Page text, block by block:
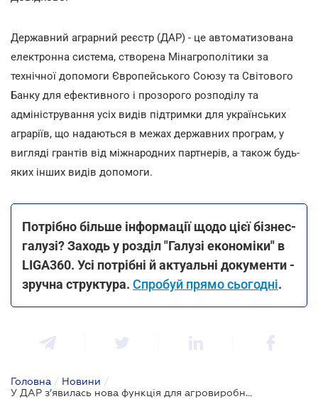
Державний аграрний реєстр (ДАР) - це автоматизована
електронна система, створена Мінагрополітики за
технічної допомоги Європейського Союзу та Світового
Банку для ефективного і прозорого розподілу та
адміністрування усіх видів підтримки для українських
аграріїв, що надаються в межах державних програм, у
вигляді грантів від міжнародних партнерів, а також будь-
яких інших видів допомоги.
Потрібно більше інформації щодо цієї бізнес-
галузі? Заходь у розділ "Галузі економіки" в
LIGA360. Усі потрібні й актуальні документи -
зручна структура. Спробуй прямо сьогодні.
Головна / Новини /
У ДАР з’явилась нова функція для агровиробників